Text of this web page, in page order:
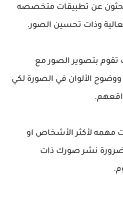
عن تطبيقات متخصصه
وذات تحسين الصور.
تقوم بتصوير الصور مع
الألوان في الصورة لكي
مهمه لأكثر الأشخاص او
نشر صورك ذات